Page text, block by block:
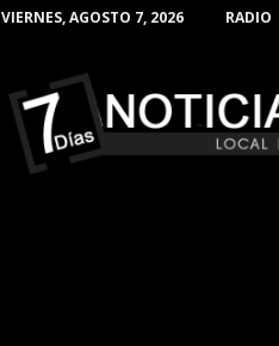
VIERNES, AGOSTO 7, 2026 RADIO
Noticias
de
Barranquilla